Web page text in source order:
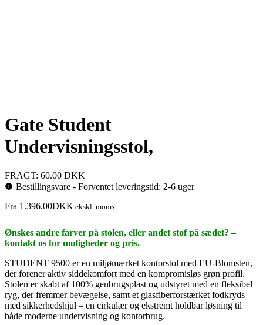
Gate Student
Undervisningsstol,
FRAGT: 60.00 DKK
Bestillingsvare - Forventet leveringstid: 2-6 uger
Fra 1.396,00DKK ekskl. moms
Ønskes andre farver på stolen, eller andet stof på sædet? –
kontakt os for muligheder og pris.
STUDENT 9500 er en miljømærket kontorstol med EU-Blomsten,
der forener aktiv siddekomfort med en kompromisløs grøn profil.
Stolen er skabt af 100% genbrugsplast og udstyret med en fleksibel
ryg, der fremmer bevægelse, samt et glasfiberforstærket fodkryds
med sikkerhedshjul – en cirkulær og ekstremt holdbar løsning til
både moderne undervisning og kontorbrug.